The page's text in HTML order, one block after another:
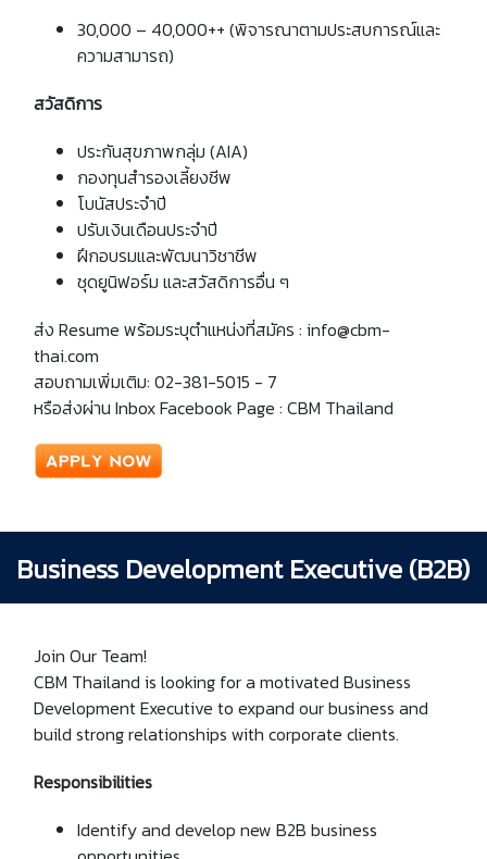
30,000 – 40,000++ (พิจารณาตามประสบการณ์และ
ความสามารถ)
สวัสดิการ
ประกันสุขภาพกลุ่ม (AIA)
กองทุนสำรองเลี้ยงชีพ
โบนัสประจำปี
ปรับเงินเดือนประจำปี
ฝึกอบรมและพัฒนาวิชาชีพ
ชุดยูนิฟอร์ม และสวัสดิการอื่น ๆ
ส่ง Resume พร้อมระบุตำแหน่งที่สมัคร : info@cbm-
thai.com
สอบถามเพิ่มเติม: 02-381-5015 - 7
หรือส่งผ่าน Inbox Facebook Page : CBM Thailand
Business Development Executive (B2B)
Join Our Team!
CBM Thailand is looking for a motivated Business
Development Executive to expand our business and
build strong relationships with corporate clients.
Responsibilities
Identify and develop new B2B business